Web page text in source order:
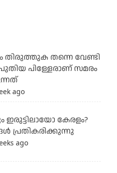
തിരുത്തുക തന്നെ വേണ്ടി
പിള്ളേരാണ് സമരം
ago
ഇരുട്ടിലായോ കേരളം?
പ്രതികരിക്കുന്നു
ago